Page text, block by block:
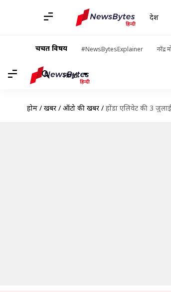
देश
चर्चित विषय #NewsBytesExplainer नरेंद्र
Hindi
होम / खबरें / ऑटो की खबरें / होंडा एलिवेट की 3